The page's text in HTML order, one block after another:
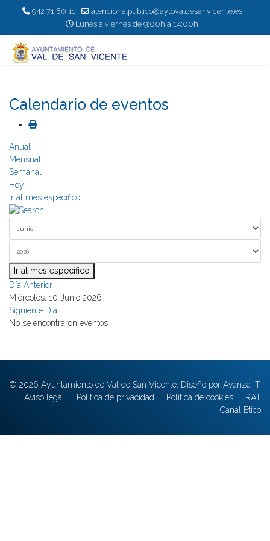
942 71 80 11
atencionalpublico@aytovaldesanvicente.es
Lunes a viernes de 9:00h a 14:00h
Calendario de eventos
Anual
Mensual
Semanal
Hoy
Ir al mes específico
Ir al mes específico
Día Anterior
Miércoles, 10 Junio 2026
Siguiente Día
No se encontraron eventos
© 2026 Ayuntamiento de Val de San Vicente. Diseño por Avanza IT
Aviso legal
Política de privacidad Política de cookies
RAT
Canal Ético